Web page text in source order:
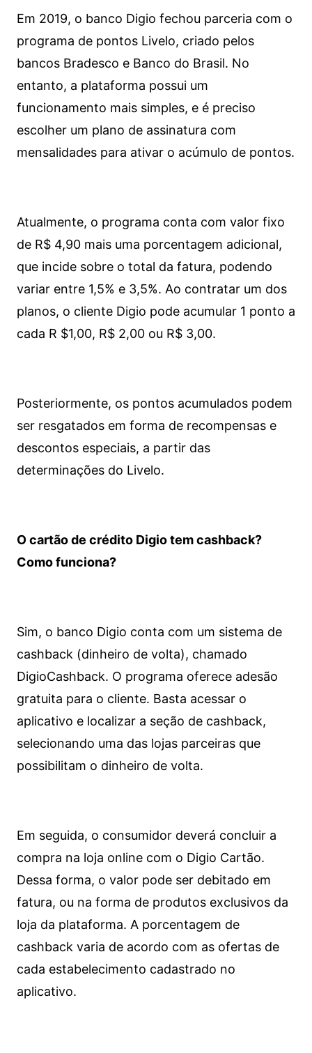
Em 2019, o banco Digio fechou parceria com o
programa de pontos Livelo, criado pelos
bancos Bradesco e Banco do Brasil. No
entanto, a plataforma possui um
funcionamento mais simples, e é preciso
escolher um plano de assinatura com
mensalidades para ativar o acúmulo de pontos.
Atualmente, o programa conta com valor fixo
de R$ 4,90 mais uma porcentagem adicional,
que incide sobre o total da fatura, podendo
variar entre 1,5% e 3,5%. Ao contratar um dos
planos, o cliente Digio pode acumular 1 ponto a
cada R $1,00, R$ 2,00 ou R$ 3,00.
Posteriormente, os pontos acumulados podem
ser resgatados em forma de recompensas e
descontos especiais, a partir das
determinações do Livelo.
O cartão de crédito Digio tem cashback?
Como funciona?
Sim, o banco Digio conta com um sistema de
cashback (dinheiro de volta), chamado
DigioCashback. O programa oferece adesão
gratuita para o cliente. Basta acessar o
aplicativo e localizar a seção de cashback,
selecionando uma das lojas parceiras que
possibilitam o dinheiro de volta.
Em seguida, o consumidor deverá concluir a
compra na loja online com o Digio Cartão.
Dessa forma, o valor pode ser debitado em
fatura, ou na forma de produtos exclusivos da
loja da plataforma. A porcentagem de
cashback varia de acordo com as ofertas de
cada estabelecimento cadastrado no
aplicativo.